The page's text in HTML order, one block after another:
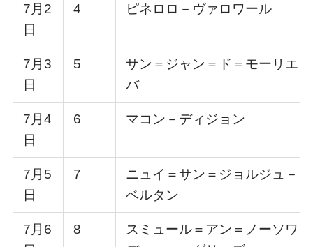
7月2
日
4 ピネロロ－ヴァロワール
7月3
日
5
サン＝ジャン＝ド＝モーリエ
バ
7月4
日
6 マコン－ディジョン
7月5
日
7
ニュイ＝サン＝ジョルジュ－
ベルタン
7月6
8
スミュール＝アン＝ノーソワ